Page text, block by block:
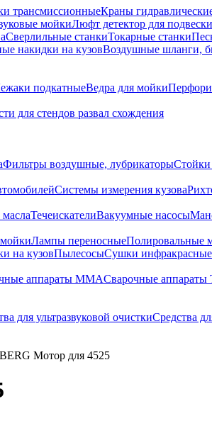
трансмиссионныеКраны
мойкиЛюфт детектор для подвески
Сверлильные станкиТокарные станки
накидки на кузовВоздушные шланги,
подкатныеВедра для мойки
для стендов развал схождения
Фильтры воздушные, лубрикаторыСтойки
Системы измерения кузова
ТечеискателиВакуумные насосы
Лампы переносныеПолировальные
на кузовПылесосыСушки инфракрасные
аппараты MMAСварочные аппараты
для ультразвуковой очисткиСредства
Мотор для 4525